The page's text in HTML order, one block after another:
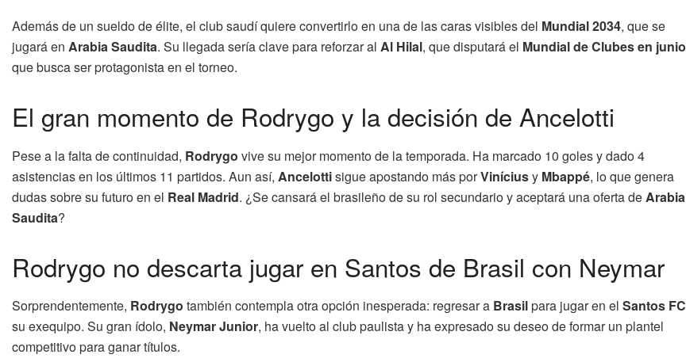
Además de un sueldo de élite, el club saudí quiere convertirlo en una de las caras visibles del Mundial 2034, que se
jugará en Arabia Saudita. Su llegada sería clave para reforzar al Al Hilal, que disputará el Mundial de Clubes en junio
que busca ser protagonista en el torneo.
El gran momento de Rodrygo y la decisión de Ancelotti
Pese a la falta de continuidad, Rodrygo vive su mejor momento de la temporada. Ha marcado 10 goles y dado 4
asistencias en los últimos 11 partidos. Aun así, Ancelottisigue apostando más porViníciusy Mbappé, lo que genera
dudas sobre su futuro en el Real Madrid. ¿Se cansará el brasileño de su rol secundario y aceptará una oferta deArabia
Saudita?
Rodrygo no descarta jugar en Santos de Brasil con Neymar
Sorprendentemente, Rodrygo también contempla otra opción inesperada: regresar a Brasilpara jugar en el Santos FC
su exequipo. Su gran ídolo, Neymar Junior, ha vuelto al club paulista y ha expresado su deseo de formar un plantel
competitivo para ganar títulos.